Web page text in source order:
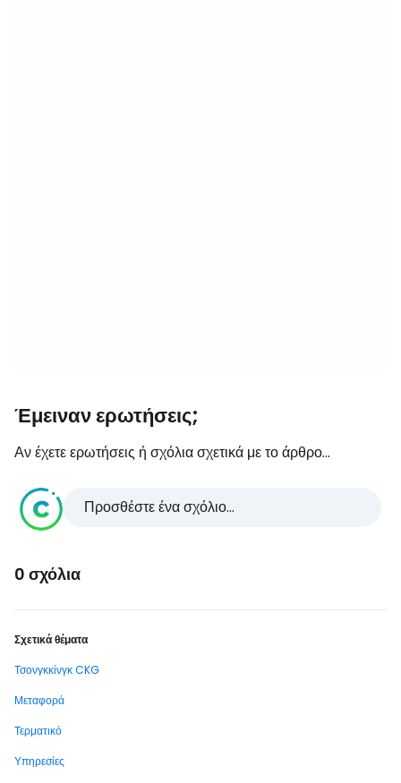
Έμειναν ερωτήσεις;
Αν έχετε ερωτήσεις ή σχόλια σχετικά με το άρθρο...
Προσθέστε ένα σχόλιο...
0 σχόλια
Σχετικά θέματα
Τσονγκκίνγκ CKG
Μεταφορά
Τερματικό
Υπηρεσίες